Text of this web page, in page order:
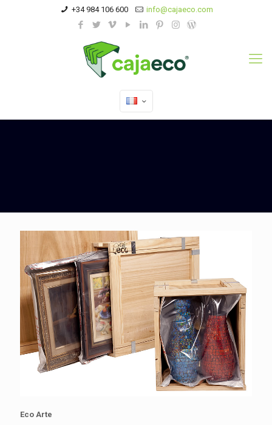
+34 984 106 600 info@cajaeco.com
Eco Arte